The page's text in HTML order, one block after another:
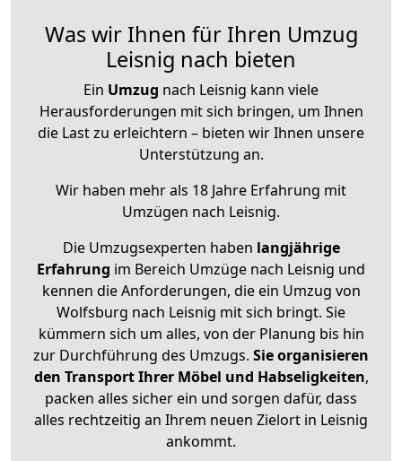
Was wir Ihnen für Ihren Umzug
Leisnig nach bieten
Ein Umzug nach Leisnig kann viele
Herausforderungen mit sich bringen, um Ihnen
die Last zu erleichtern – bieten wir Ihnen unsere
Unterstützung an.
Wir haben mehr als 18 Jahre Erfahrung mit
Umzügen nach Leisnig.
Die Umzugsexperten haben langjährige
Erfahrung im Bereich Umzüge nach Leisnig und
kennen die Anforderungen, die ein Umzug von
Wolfsburg nach Leisnig mit sich bringt. Sie
kümmern sich um alles, von der Planung bis hin
zur Durchführung des Umzugs. Sie organisieren
den Transport Ihrer Möbel und Habseligkeiten,
packen alles sicher ein und sorgen dafür, dass
alles rechtzeitig an Ihrem neuen Zielort in Leisnig
ankommt.